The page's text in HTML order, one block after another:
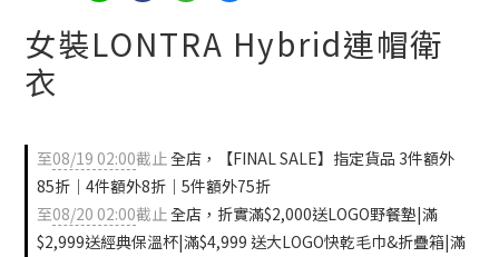
女裝LONTRA Hybrid連帽衛
衣
至08/19 02:00截止全店，【FINAL SALE】指定貨品 3件額外
85折｜4件額外8折｜5件額外75折
至08/20 02:00截止全店，折實滿$2,000送LOGO野餐墊|滿
$2,999送經典保溫杯|滿$4,999 送大LOGO快乾毛巾&折疊箱|滿